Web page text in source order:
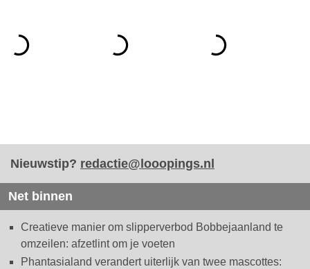
Nieuwstip? redactie@looopings.nl
Net binnen
Creatieve manier om slipperverbod Bobbejaanland te
omzeilen: afzetlint om je voeten
Phantasialand verandert uiterlijk van twee mascottes: